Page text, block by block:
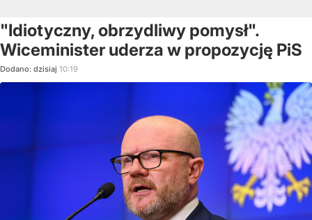
"Idiotyczny, obrzydliwy pomysł".
Wiceminister uderza w propozycję PiS
Dodano: dzisiaj 10:19